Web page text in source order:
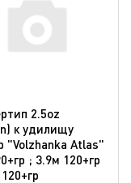
2.5oz
к удилищу
"Volzhanka Atlas"
; 3.9м 120+гр